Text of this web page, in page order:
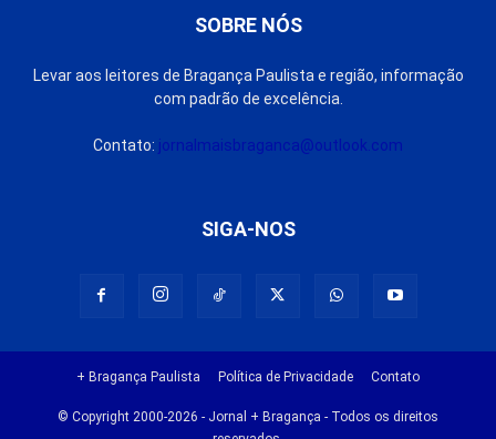
SOBRE NÓS
Levar aos leitores de Bragança Paulista e região, informação
com padrão de excelência.
Contato: jornalmaisbraganca@outlook.com
SIGA-NOS
+ Bragança Paulista Política de Privacidade Contato
© Copyright 2000-2026 - Jornal + Bragança - Todos os direitos